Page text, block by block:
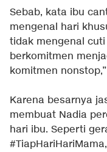
Sebab, kata ibu
mengenal hari
tidak mengenal
berkomitmen
komitmen
Karena besarnya
membuat Nadia
hari ibu. Seperti